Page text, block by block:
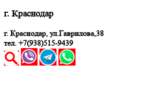
г. Краснодар
г. Краснодар, ул.Гаврилова,38
тел. +7(938)515-9439